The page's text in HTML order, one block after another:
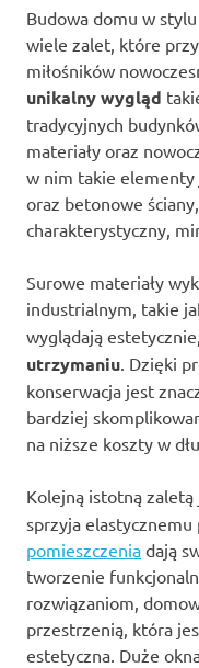
Budowa domu w
wiele zalet, które
miłośników
unikalny wygląd
tradycyjnych
materiały oraz
w nim takie
oraz betonowe
charakterystyczny,
Surowe materiały
industrialnym, takie
wyglądają
utrzymaniu . Dzięki
konserwacja jest
bardziej
na niższe koszty w
Kolejną istotną zaletą
sprzyja
pomieszczenia dają
tworzenie
rozwiązaniom,
przestrzenią, która
estetyczna. Duże